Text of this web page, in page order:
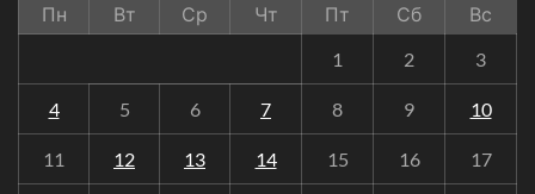
Пн
Вт Ср Чт Пт Сб
Вс
1
2 3
4 5 6 7 8 9 10
11 12 13 14 15 16 17